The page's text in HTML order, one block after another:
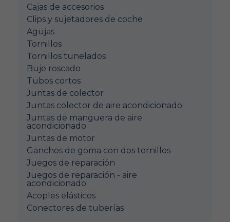
Cajas de accesorios
Clips y sujetadores de coche
Agujas
Tornillos
Tornillos tunelados
Buje roscado
Tubos cortos
Juntas de colector
Juntas colector de aire acondicionado
Juntas de manguera de aire
acondicionado
Juntas de motor
Ganchos de goma con dos tornillos
Juegos de reparación
Juegos de reparación - aire
acondicionado
Acoples elásticos
Conectores de tuberías